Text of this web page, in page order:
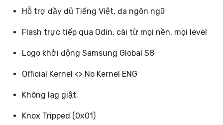
Hỗ trợ đầy đủ Tiếng Việt, đa ngôn ngữ
Flash trực tiếp qua Odin, cài từ mọi nền, mọi level
Logo khởi động Samsung Global S8
Official Kernel <> No Kernel ENG
Không lag giật.
Knox Tripped (0x01)